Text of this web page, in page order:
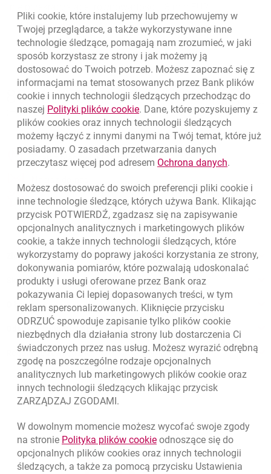
Powrót do listy
Nawigacja dolna
Zadzwoń do nas
801 331 331
(+48) 22 598 40 40
Migam
Znajdź placówkę lub bankomat otwiera się w nowej karcie
Oceń nas otwiera się w nowej karcie
Złóż wniosek przez internet
Skontaktuj się ze Specjalistą
O banku
Odpowiedzialny biznes
Regulacje zewnętrzne
Pliki cookie, które instalujemy lub przechowujemy w
Twojej przeglądarce, a także wykorzystywane inne
technologie śledzące, pomagają nam zrozumieć, w jaki
sposób korzystasz ze strony i jak możemy ją
dostosować do Twoich potrzeb. Możesz zapoznać się z
informacjami na temat stosowanych przez Bank plików
cookie i innych technologii śledzących przechodząc do
naszej Polityki plików cookielink otwiera się w nowym oknie
. Dane, które pozyskujemy z
plików cookies oraz innych technologii śledzących
możemy łączyć z innymi danymi na Twój temat, które już
posiadamy. O zasadach przetwarzania danych
przeczytasz więcej pod adresem Ochrona danychlink
.
Możesz dostosować do swoich preferencji pliki cookie i
inne technologie śledzące, których używa Bank. Klikając
przycisk POTWIERDŹ, zgadzasz się na zapisywanie
opcjonalnych analitycznych i marketingowych plików
cookie, a także innych technologii śledzących, które
wykorzystamy do poprawy jakości korzystania ze strony,
dokonywania pomiarów, które pozwalają udoskonalać
produkty i usługi oferowane przez Bank oraz
pokazywania Ci lepiej dopasowanych treści, w tym
reklam spersonalizowanych. Kliknięcie przycisku
ODRZUĆ spowoduje zapisanie tylko plików cookie
niezbędnych dla działania strony lub dostarczenia Ci
świadczonych przez nas usług. Możesz wyrazić odrębną
zgodę na poszczególne rodzaje opcjonalnych
analitycznych lub marketingowych plików cookie oraz
innych technologii śledzących klikając przycisk
ZARZĄDZAJ ZGODAMI.
W dowolnym momencie możesz wycofać swoje zgody
na stronie Polityka plików cookielink otwiera się w nowym
odnoszące się do
opcjonalnych plików cookies oraz innych technologii
śledzących, a także za pomocą przycisku Ustawienia